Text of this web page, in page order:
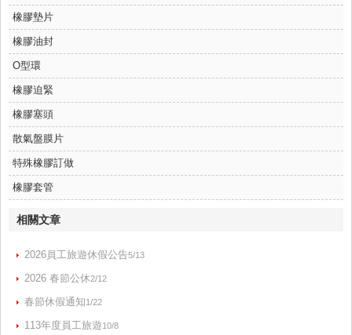
橡膠墊片
橡膠油封
O型環
橡膠迫緊
橡膠塞頭
散氣盤膜片
特殊橡膠訂做
橡膠套管
相關文章
2026員工旅遊休假公告5/13
2026 春節公休2/12
春節休假通知1/22
113年度員工旅遊10/8